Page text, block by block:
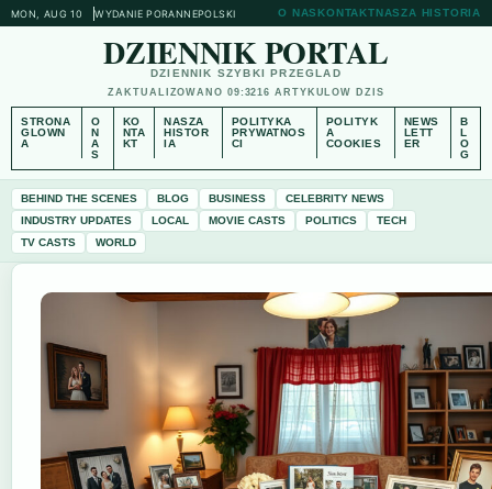
MON, AUG 10 WYDANIE PORANNEPOLSKI O NASKONTAKTNASZA HISTORIA
DZIENNIK PORTAL
DZIENNIK SZYBKI PRZEGLAD
ZAKTUALIZOWANO 09:3216 ARTYKULOW DZIS
STRONA
GLOWN
A
O
N
A
S
KO
NTA
KT
NASZA
HISTOR
IA
POLITYKA
PRYWATNOS
CI
POLITYK
A
COOKIES
NEWS
LETT
ER
B
L
O
G
BEHIND THE SCENES BLOG BUSINESS
CELEBRITY NEWS
INDUSTRY UPDATES
LOCAL MOVIE CASTS POLITICS
TECH
TV CASTS
WORLD